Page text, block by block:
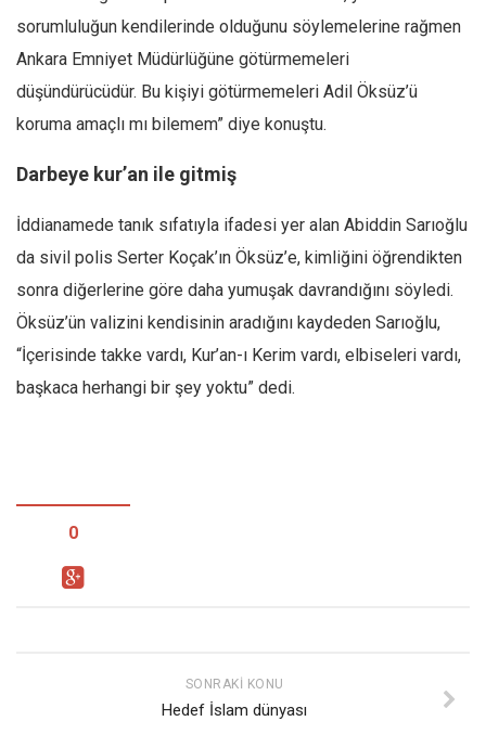
sorumluluğun kendilerinde olduğunu söylemelerine rağmen
Ankara Emniyet Müdürlüğüne götürmemeleri
düşündürücüdür. Bu kişiyi götürmemeleri Adil Öksüz’ü
koruma amaçlı mı bilemem” diye konuştu.
Darbeye kur’an ile gitmiş
İddianamede tanık sıfatıyla ifadesi yer alan Abiddin Sarıoğlu
da sivil polis Serter Koçak’ın Öksüz’e, kimliğini öğrendikten
sonra diğerlerine göre daha yumuşak davrandığını söyledi.
Öksüz’ün valizini kendisinin aradığını kaydeden Sarıoğlu,
“İçerisinde takke vardı, Kur’an-ı Kerim vardı, elbiseleri vardı,
başkaca herhangi bir şey yoktu” dedi.
0
SONRAKI KONU
Hedef İslam dünyası